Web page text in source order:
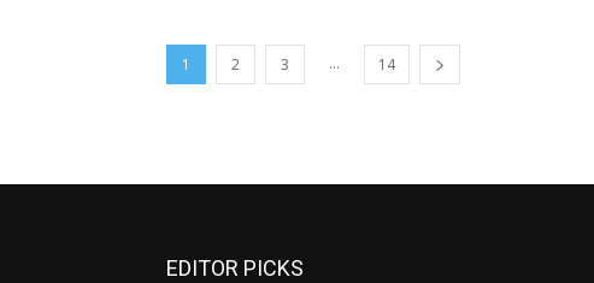
1 2 3 ... 14
EDITOR PICKS